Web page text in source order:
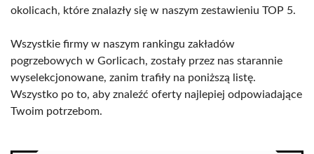
okolicach, które znalazły się w naszym zestawieniu TOP 5.
Wszystkie firmy w naszym rankingu zakładów
pogrzebowych w Gorlicach, zostały przez nas starannie
wyselekcjonowane, zanim trafiły na poniższą listę.
Wszystko po to, aby znaleźć oferty najlepiej odpowiadające
Twoim potrzebom.